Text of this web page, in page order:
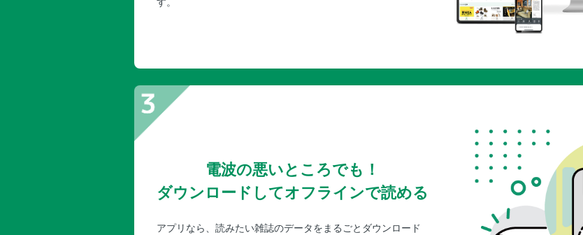
電波の悪いところでも！
ダウンロードしてオフラインで読める
アプリなら、読みたい雑誌のデータをまるごとダウンロード